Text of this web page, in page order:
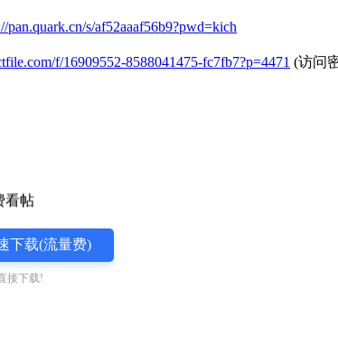
pan.quark.cn/s/af52aaaf56b9?pwd=kich
f/16909552-8588041475-fc7fb7?p=4471 (访问
下载(流量费)
接下载!